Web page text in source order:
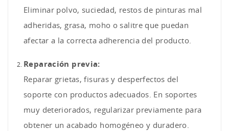
Eliminar polvo, suciedad, restos de pinturas mal
adheridas, grasa, moho o salitre que puedan
afectar a la correcta adherencia del producto.
Reparación previa:
Reparar grietas, fisuras y desperfectos del
soporte con productos adecuados. En soportes
muy deteriorados, regularizar previamente para
obtener un acabado homogéneo y duradero.